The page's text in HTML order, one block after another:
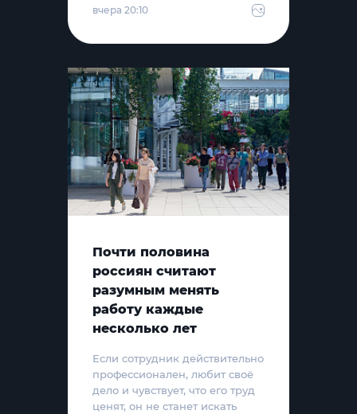
вчера 20:10
Почти половина
россиян считают
разумным менять
работу каждые
несколько лет
Если сотрудник действительно
профессионален, любит своё
дело и чувствует, что его труд
ценят, он не станет искать